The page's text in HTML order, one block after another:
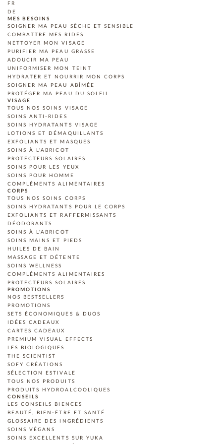
FR
DE
MES BESOINS
SOIGNER MA PEAU SÈCHE ET SENSIBLE
COMBATTRE MES RIDES
NETTOYER MON VISAGE
PURIFIER MA PEAU GRASSE
ADOUCIR MA PEAU
UNIFORMISER MON TEINT
HYDRATER ET NOURRIR MON CORPS
SOIGNER MA PEAU ABÎMÉE
PROTÉGER MA PEAU DU SOLEIL
VISAGE
TOUS NOS SOINS VISAGE
SOINS ANTI-RIDES
SOINS HYDRATANTS VISAGE
LOTIONS ET DÉMAQUILLANTS
EXFOLIANTS ET MASQUES
SOINS À L'ABRICOT
PROTECTEURS SOLAIRES
SOINS POUR LES YEUX
SOINS POUR HOMME
COMPLÉMENTS ALIMENTAIRES
CORPS
TOUS NOS SOINS CORPS
SOINS HYDRATANTS POUR LE CORPS
EXFOLIANTS ET RAFFERMISSANTS
DÉODORANTS
SOINS À L'ABRICOT
SOINS MAINS ET PIEDS
HUILES DE BAIN
MASSAGE ET DÉTENTE
SOINS WELLNESS
COMPLÉMENTS ALIMENTAIRES
PROTECTEURS SOLAIRES
PROMOTIONS
NOS BESTSELLERS
PROMOTIONS
SETS ÉCONOMIQUES & DUOS
IDÉES CADEAUX
CARTES CADEAUX
PREMIUM VISUAL EFFECTS
LES BIOLOGIQUES
THE SCIENTIST
SOFY CRÉATIONS
SÉLECTION ESTIVALE
TOUS NOS PRODUITS
PRODUITS HYDROALCOOLIQUES
CONSEILS
LES CONSEILS BIENCES
BEAUTÉ, BIEN-ÊTRE ET SANTÉ
GLOSSAIRE DES INGRÉDIENTS
SOINS VÉGANS
SOINS EXCELLENTS SUR YUKA